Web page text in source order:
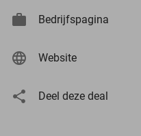
Bedrijfspagina
Website
Deel deze deal